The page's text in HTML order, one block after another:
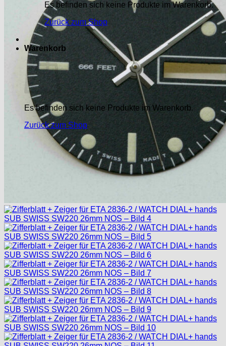
Es befinden sich keine Produkte im Warenkorb.
Zurück zum Shop
Warenkorb
Es befinden sich keine Produkte im Warenkorb.
Zurück zum Shop